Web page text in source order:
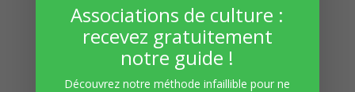
Associations de culture :
recevez gratuitement
notre guide !
Découvrez notre méthode infaillible pour ne